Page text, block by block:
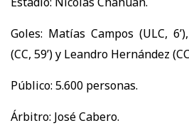
Goles: Matías Campos (ULC,
(CC, 59’) y Leandro Hernández
Público: 5.600 personas.
Árbitro: José Cabero.